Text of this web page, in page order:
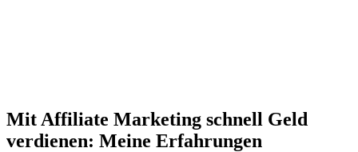
Mit Affiliate Marketing schnell Geld
verdienen: Meine Erfahrungen